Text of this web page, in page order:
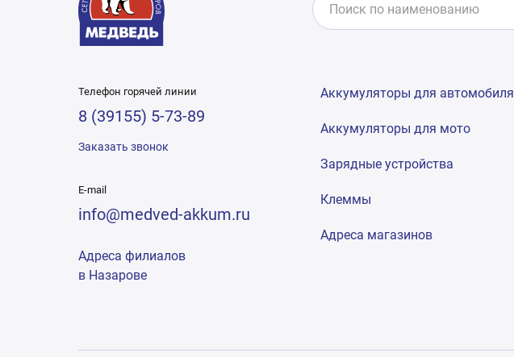
Телефон горячей линии
8 (39155) 5-73-89
Заказать звонок
E-mail
info@medved-akkum.ru
Адреса филиалов
в Назарове
Аккумуляторы для автомобиля
Аккумуляторы для мото
Зарядные устройства
Клеммы
Адреса магазинов